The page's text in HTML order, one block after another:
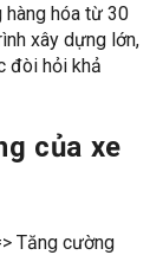
hàng hóa từ 30
xây dựng lớn,
đòi hỏi khả
của xe
Tăng cường